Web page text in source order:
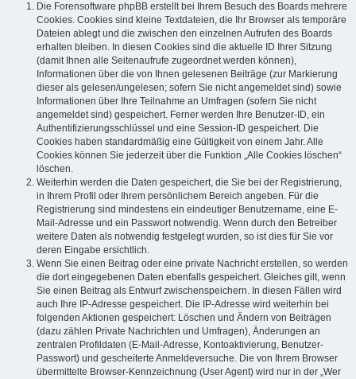
Die Forensoftware phpBB erstellt bei Ihrem Besuch des Boards mehrere
Cookies. Cookies sind kleine Textdateien, die Ihr Browser als temporäre
Dateien ablegt und die zwischen den einzelnen Aufrufen des Boards
erhalten bleiben. In diesen Cookies sind die aktuelle ID Ihrer Sitzung
(damit Ihnen alle Seitenaufrufe zugeordnet werden können),
Informationen über die von Ihnen gelesenen Beiträge (zur Markierung
dieser als gelesen/ungelesen; sofern Sie nicht angemeldet sind) sowie
Informationen über Ihre Teilnahme an Umfragen (sofern Sie nicht
angemeldet sind) gespeichert. Ferner werden Ihre Benutzer-ID, ein
Authentifizierungsschlüssel und eine Session-ID gespeichert. Die
Cookies haben standardmäßig eine Gültigkeit von einem Jahr. Alle
Cookies können Sie jederzeit über die Funktion „Alle Cookies löschen“
löschen.
Weiterhin werden die Daten gespeichert, die Sie bei der Registrierung,
in Ihrem Profil oder Ihrem persönlichem Bereich angeben. Für die
Registrierung sind mindestens ein eindeutiger Benutzername, eine E-
Mail-Adresse und ein Passwort notwendig. Wenn durch den Betreiber
weitere Daten als notwendig festgelegt wurden, so ist dies für Sie vor
deren Eingabe ersichtlich.
Wenn Sie einen Beitrag oder eine private Nachricht erstellen, so werden
die dort eingegebenen Daten ebenfalls gespeichert. Gleiches gilt, wenn
Sie einen Beitrag als Entwurf zwischenspeichern. In diesen Fällen wird
auch Ihre IP-Adresse gespeichert. Die IP-Adresse wird weiterhin bei
folgenden Aktionen gespeichert: Löschen und Ändern von Beiträgen
(dazu zählen Private Nachrichten und Umfragen), Änderungen an
zentralen Profildaten (E-Mail-Adresse, Kontoaktivierung, Benutzer-
Passwort) und gescheiterte Anmeldeversuche. Die von Ihrem Browser
übermittelte Browser-Kennzeichnung (User Agent) wird nur in der „Wer